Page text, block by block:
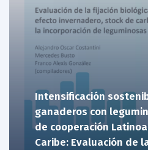
Intensificación
ganaderos con
de cooperación
Caribe: Evaluación de